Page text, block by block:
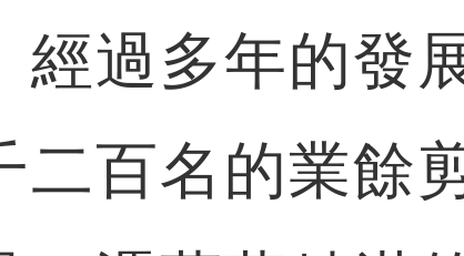
經過多年的發
二百名的業餘